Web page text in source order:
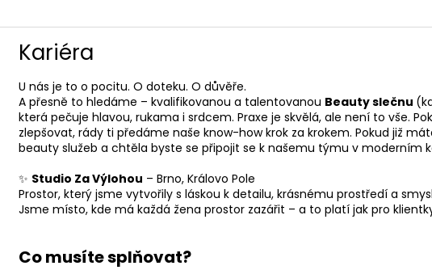
Kariéra
U nás je to o pocitu. O doteku. O důvěře.
A přesně to hledáme – kvalifikovanou a talentovanou Beauty slečnu
která pečuje hlavou, rukama i srdcem. Praxe je skvělá, ale není to vše.
zlepšovat, rády ti předáme naše know-how krok za krokem. Pokud již
beauty služeb a chtěla byste se připojit se k našemu týmu v moderním
✨ Studio Za Výlohou – Brno, Královo Pole
Prostor, který jsme vytvořily s láskou k detailu, krásnému prostředí a
Jsme místo, kde má každá žena prostor zazářit – a to platí jak pro
Co musíte splňovat?